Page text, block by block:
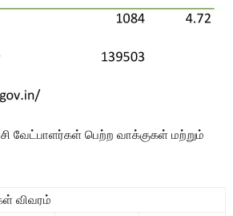
வேட்பாளர்கள் பெற்ற வாக்குகள் மற்றும்
விவரம்